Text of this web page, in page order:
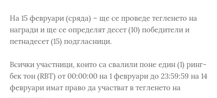
На 15 февруари (сряда) – ще се проведе тегленето на
награди и ще се определят десет (10) победители и
петнадесет (15) подгласници.
Всички участници, които са свалили поне един (1) ринг-
бек тон (RBT) от 00:00:00 на 1 февруари до 23:59:59 на 14
февруари имат право да участват в тегленето на